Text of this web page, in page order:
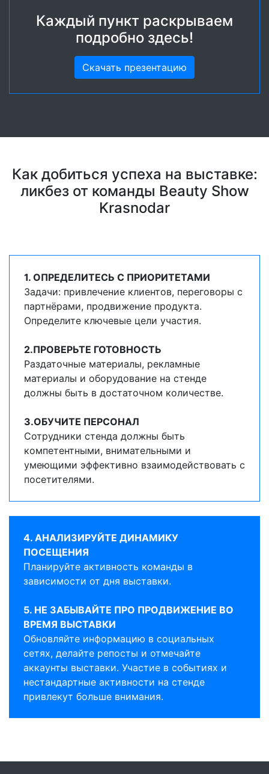
Каждый пункт раскрываем
подробно здесь!
Скачать презентацию
Как добиться успеха на выставке:
ликбез от команды Beauty Show
Krasnodar
1. ОПРЕДЕЛИТЕСЬ С ПРИОРИТЕТАМИ
Задачи: привлечение клиентов, переговоры с
партнёрами, продвижение продукта.
Определите ключевые цели участия.
2.ПРОВЕРЬТЕ ГОТОВНОСТЬ
Раздаточные материалы, рекламные
материалы и оборудование на стенде
должны быть в достаточном количестве.
3.ОБУЧИТЕ ПЕРСОНАЛ
Сотрудники стенда должны быть
компетентными, внимательными и
умеющими эффективно взаимодействовать с
посетителями.
4. АНАЛИЗИРУЙТЕ ДИНАМИКУ
ПОСЕЩЕНИЯ
Планируйте активность команды в
зависимости от дня выставки.
5. НЕ ЗАБЫВАЙТЕ ПРО ПРОДВИЖЕНИЕ ВО
ВРЕМЯ ВЫСТАВКИ
Обновляйте информацию в социальных
сетях, делайте репосты и отмечайте
аккаунты выставки. Участие в событиях и
нестандартные активности на стенде
привлекут больше внимания.